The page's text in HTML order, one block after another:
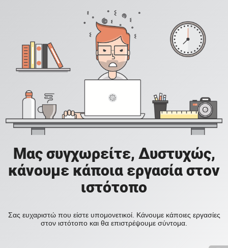
Μας συγχωρείτε, Δυστυχώς,
κάνουμε κάποια εργασία στον
ιστότοπο
Σας ευχαριστώ που είστε υπομονετικοί. Κάνουμε κάποιες εργασίες
στον ιστότοπο και θα επιστρέψουμε σύντομα.